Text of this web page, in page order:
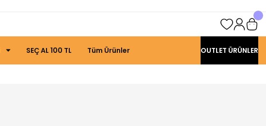
SEÇ AL 100 TL Tüm Ürünler OUTLET ÜRÜNLER